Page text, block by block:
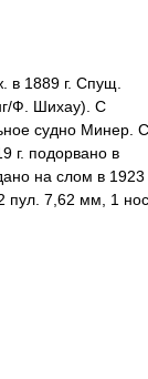
1889 г. Спущ.
Ф. Шихау). С
судно Минер. С
г. подорвано в
на слом в 1923
пул. 7,62 мм, 1